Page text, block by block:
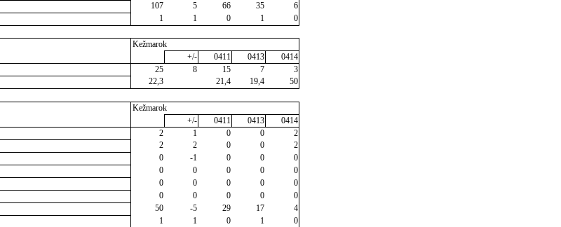
107 5 66 35
6
1 1 0 1
0
Kežmarok
+/-
0411 0413
0414
25 8 15 7
3
22,3 21,4 19,4
50
Kežmarok
+/-
0411 0413
0414
2 1 0 0
2
2 2 0 0
2
0 -1 0 0
0
0 0 0 0
0
0 0 0 0
0
0 0 0 0
0
50 -5 29 17
4
1 1 0 1
0